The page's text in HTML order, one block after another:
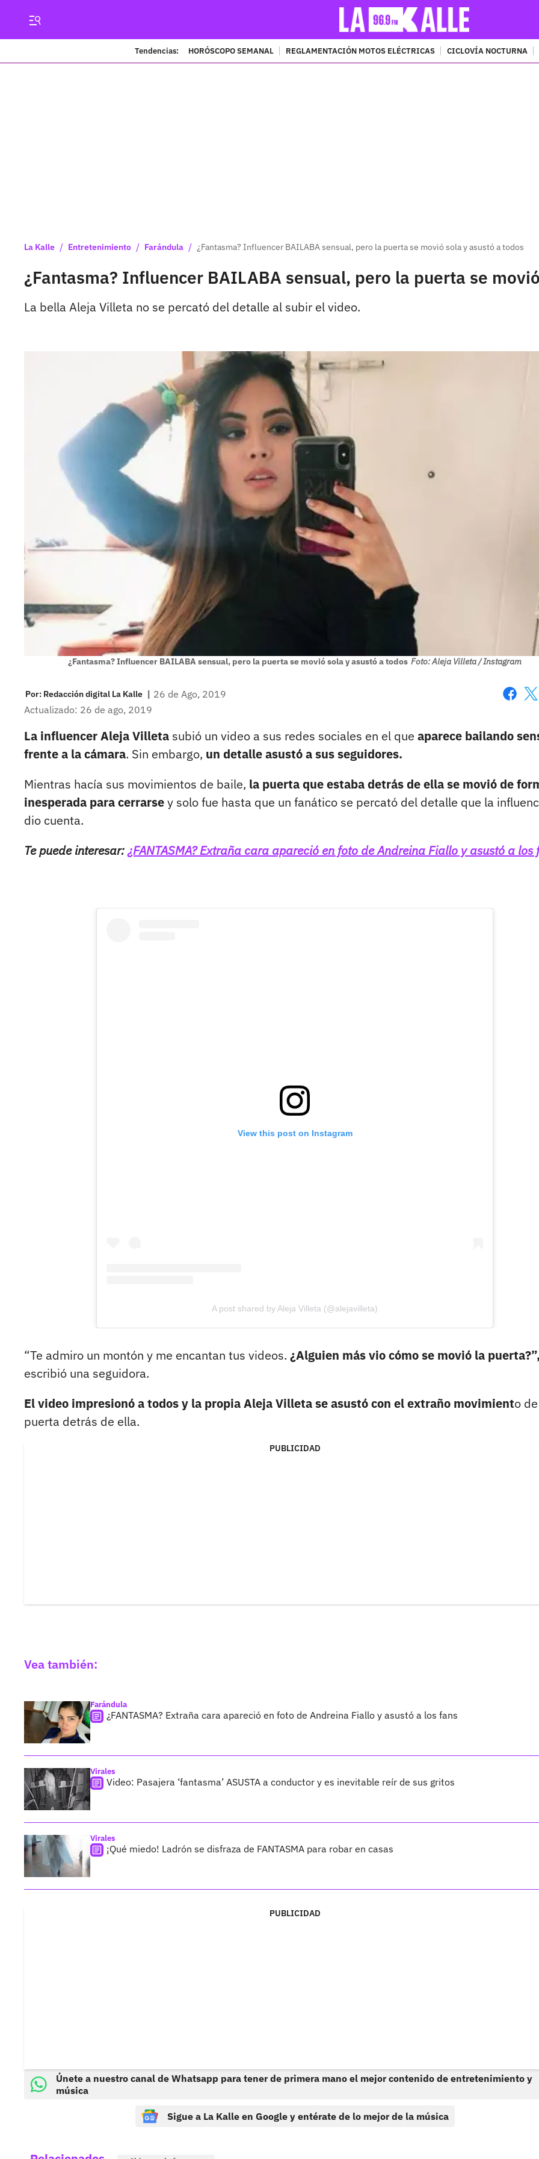
Tendencias: HORÓSCOPO SEMANAL REGLAMENTACIÓN MOTOS ELÉCTRICAS CICLOVÍA NOCTURNA
La Kalle / Entretenimiento / Farándula / ¿Fantasma? Influencer BAILABA sensual, pero la puerta se movió sola y asustó a todos
¿Fantasma? Influencer BAILABA sensual, pero la puerta se
La bella Aleja Villeta no se percató del detalle al subir el video.
¿Fantasma? Influencer BAILABA sensual, pero la puerta se movió sola y asustó a todos Foto: Aleja Villeta / Instagram
Por: Redacción digital La Kalle | 26 de Ago, 2019
Actualizado: 26 de ago, 2019
La influencer Aleja Villeta subió un video a sus redes sociales en el que aparece bailando
frente a la cámara. Sin embargo, un detalle asustó a sus seguidores.
Mientras hacía sus movimientos de baile, la puerta que estaba detrás de ella se movió de
inesperada para cerrarsey solo fue hasta que un fanático se percató del detalle que la
dio cuenta.
Te puede interesar:¿FANTASMA? Extraña cara apareció en foto de Andreina Fiallo y asustó a los
View this post on Instagram
A post shared by Aleja Villeta (@alejavilleta)
“Te admiro un montón y me encantan tus videos. ¿Alguien más vio cómo se movió la
escribió una seguidora.
El video impresionó a todos y la propia Aleja Villeta se asustó con el extraño movimiento
puerta detrás de ella.
PUBLICIDAD
Vea también:
Farándula
¿FANTASMA? Extraña cara apareció en foto de Andreina Fiallo y asustó a los fans
Virales
Video: Pasajera ‘fantasma’ ASUSTA a conductor y es inevitable reír de sus gritos
Virales
¡Qué miedo! Ladrón se disfraza de FANTASMA para robar en casas
PUBLICIDAD
Únete a nuestro canal de Whatsapp para tener de primera mano el mejor contenido de entretenimiento y
música
Sigue a La Kalle en Google y entérate de lo mejor de la música